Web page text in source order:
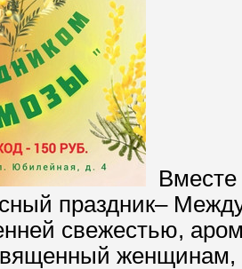
Вместе
праздник–
свежестью,